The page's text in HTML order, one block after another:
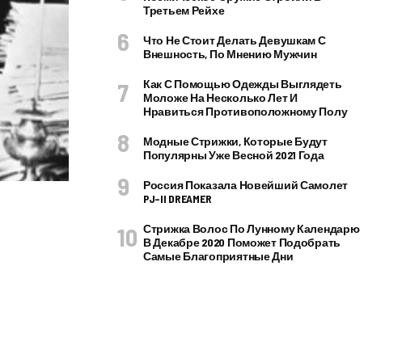
Третьем Рейхе
Что Не Стоит Делать Девушкам С
Внешность, По Мнению Мужчин
Как С Помощью Одежды Выглядеть
Моложе На Несколько Лет И
Нравиться Противоположному Полу
Модные Стрижки, Которые Будут
Популярны Уже Весной 2021 Года
Россия Показала Новейший Самолет
PJ–II DREAMER
Стрижка Волос По Лунному Календарю
В Декабре 2020 Поможет Подобрать
Самые Благоприятные Дни